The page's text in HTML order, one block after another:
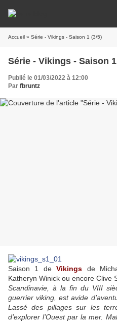
Accueil » Série - Vikings - Saison 1 (3/5)
Série - Vikings - Saison
Publié le 01/03/2022 à 12:00
Par fbruntz
Saison 1 deVikings de
Katheryn Winick ou encore Clive
Scandinavie, à la fin du VIII
guerrier viking, est avide
Lassé des pillages sur les
d’explorer l’Ouest par la mer.